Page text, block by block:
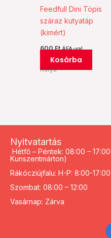
Feedfull Dini Töpis
száraz kutyatáp
(kimért)
600Ft ÁFA-val
Kosárba
Kutya
Nyitvatartás
Hétfő – Péntek: 08:00 –
Kunszentmárton)
Rákócziújfalu: H-P: 8:00-17:00
Szombat: 08:00 – 12:00
Vasárnap: Zárva